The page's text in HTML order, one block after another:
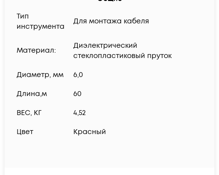
Тип
инструмента
Для монтажа кабеля
Материал:
Диэлектрический
стеклопластиковый пруток
Диаметр, мм 6,0
Длина,м 60
ВЕС, КГ 4,52
Цвет Красный